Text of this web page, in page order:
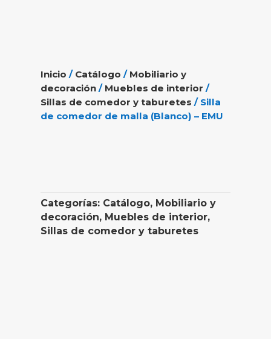
Inicio / Catálogo / Mobiliario y
decoración / Muebles de interior /
Sillas de comedor y taburetes / Silla
de comedor de malla (Blanco) – EMU
Categorías: Catálogo, Mobiliario y
decoración, Muebles de interior,
Sillas de comedor y taburetes